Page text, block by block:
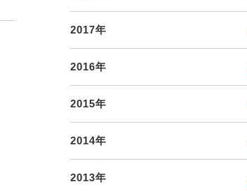
2017年
2016年
2015年
2014年
2013年